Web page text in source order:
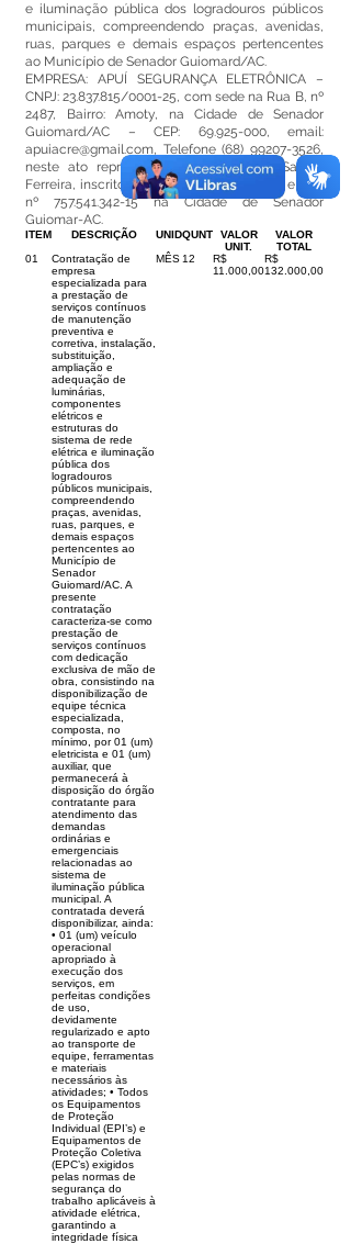
e iluminação pública dos logradouros públicos
municipais, compreendendo praças, avenidas,
ruas, parques e demais espaços pertencentes
ao Município de Senador Guiomard/AC.
EMPRESA: APUÍ SEGURANÇA ELETRÔNICA –
CNPJ:23.837.815/0001-25, com sede na Rua B, nº
2487, Bairro: Amoty, na Cidade de Senador
Guiomard/AC – CEP: 69.925-000, email:
apuiacre@gmail.com, Telefone(68) 99207-3526,
neste ato representada pelo Sr. José Santos
Ferreira, inscrito no RG nº 342495 SSP/AC e CPF
nº 757.541.342-15na Cidade de Senador
Guiomar-AC.
ITEM DESCRIÇÃO UNIDQUNT
VALOR
UNIT.
VALOR
TOTAL
01
Contratação de
empresa
especializada para
a prestação de
serviços contínuos
de manutenção
preventiva e
corretiva, instalação,
substituição,
ampliação e
adequação de
luminárias,
componentes
elétricos e
estruturas do
sistema de rede
elétrica e iluminação
pública dos
logradouros
públicos municipais,
compreendendo
praças, avenidas,
ruas, parques, e
demais espaços
pertencentes ao
Município de
Senador
Guiomard/AC. A
presente
contratação
caracteriza-se como
prestação de
serviços contínuos
com dedicação
exclusiva de mão de
obra, consistindo na
disponibilização de
equipe técnica
especializada,
composta, no
mínimo, por 01 (um)
eletricista e 01 (um)
auxiliar, que
permanecerá à
disposição do órgão
contratante para
atendimento das
demandas
ordinárias e
emergenciais
relacionadas ao
sistema de
iluminação pública
municipal. A
contratada deverá
disponibilizar, ainda:
• 01 (um) veículo
operacional
apropriado à
execução dos
serviços, em
perfeitas condições
de uso,
devidamente
regularizado e apto
ao transporte de
equipe, ferramentas
e materiais
necessários às
atividades; • Todos
os Equipamentos
de Proteção
Individual (EPI’s) e
Equipamentos de
Proteção Coletiva
(EPC’s) exigidos
pelas normas de
segurança do
trabalho aplicáveis à
atividade elétrica,
garantindo a
integridade física
MÊS 12
R$
11.000,00
R$
132.000,00